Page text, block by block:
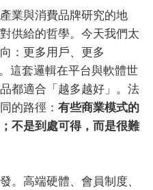
業與消費品牌研究的地
供給的哲學。今天我們太
：更多用戶、更多
這套邏輯在平台與軟體世
都適合「越多越好」。法
的路徑： 有些商業模式的
不是到處可得，而是很難
。高端硬體、會員制度、